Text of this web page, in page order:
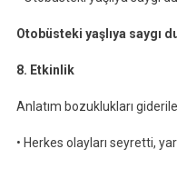
Otobüsteki yaşlıya saygı
8. Etkinlik
Anlatım bozuklukları
• Herkes olayları seyretti,